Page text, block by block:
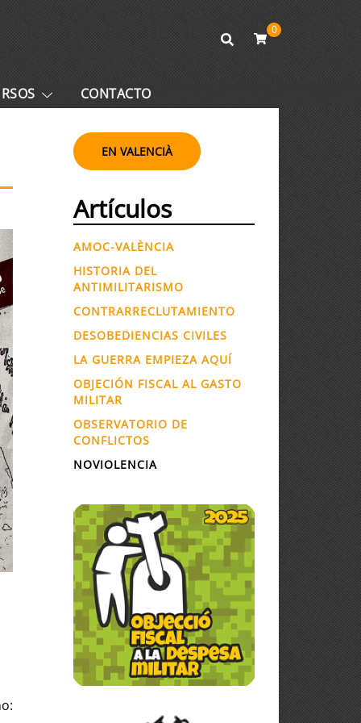
0
CONTACTO
EN VALENCIÀ
Artículos
AMOC-VALÈNCIA
HISTORIA DEL
ANTIMILITARISMO
CONTRARRECLUTAMIENTO
DESOBEDIENCIAS CIVILES
LA GUERRA EMPIEZA AQUÍ
OBJECIÓN FISCAL AL GASTO
MILITAR
OBSERVATORIO DE
CONFLICTOS
NOVIOLENCIA